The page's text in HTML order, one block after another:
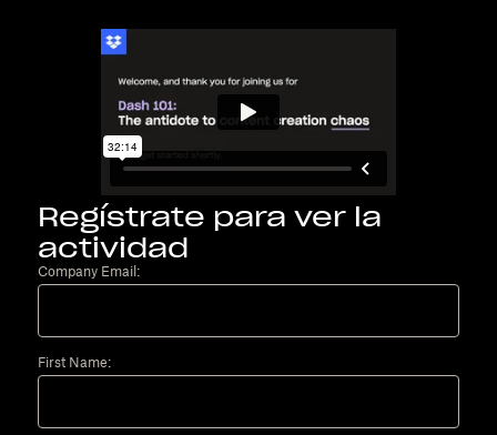
Regístrate para ver la
actividad
Company Email:
First Name: